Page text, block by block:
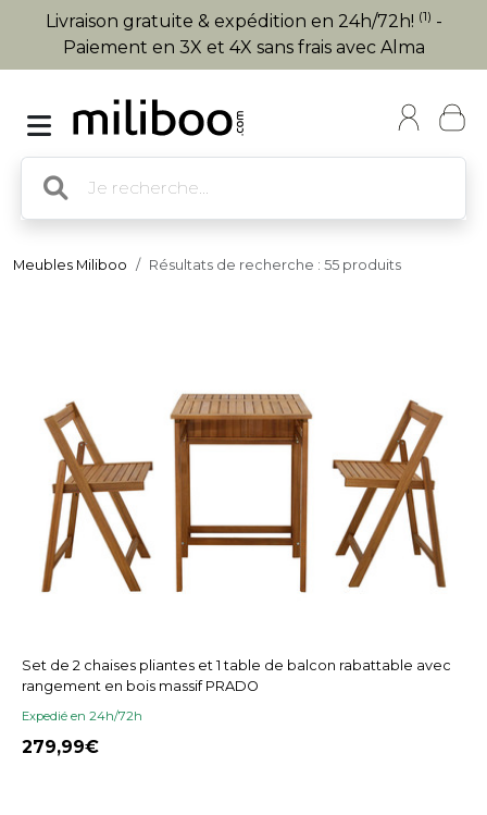
Livraison gratuite & expédition en 24h/72h! (1) -
Paiement en 3X et 4X sans frais avec Alma
Meubles Miliboo Résultats de recherche : 55 produits
Set de 2 chaises pliantes et 1 table de balcon rabattable avec
rangement en bois massif PRADO
Expedié en 24h/72h
279,99